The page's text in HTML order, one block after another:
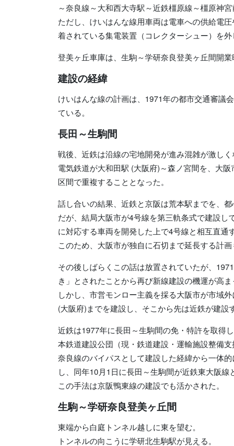
～奈良線～大和西大寺駅～近鉄橿原線～橿原神
ただし、けいはんな線用車両は電車への供給電
着されている集電装置（コレクターシュー）を
登美ヶ丘車庫は、生駒～学研奈良登美ヶ丘間開業
建設の経緯
けいはんな線の計画は、1971年の都市交通審議
ている。
長田～生駒間
戦後、近鉄は沿線の宅地開発が進み混雑が激し
電気鉄道が大和田駅 (大阪府)～森ノ宮間を、大
区間で重複することとなった。
話し合いの結果、近鉄と京阪は荒本駅までを、
だが、結局大阪市が4号線を第三軌条式で建設
に対応する車両を開発した上で4号線と相互直通
このため、大阪市が独自に石切まで延長する計画
その後しばらくこの話は放置されていたが、
き」とされたことから再び新線建設の機運が高ま
しかし、市営モンロー主義を採る大阪市が市域
(大阪府)までを建設し、そこから先は近鉄が建設
近鉄は1977年に長田～生駒間の免・特許を取得
本鉄道建設公団（現・鉄道建設・運輸施設整備
奈良線のバイパスとして建設した経緯から一体
し、同年10月1日に長田～生駒間が近鉄東大阪線
この手法は京阪鴨東線の建設でも活かされた。
生駒～学研奈良登美ヶ丘間
東端から白庭トンネル越しに東を望む。
トンネルの向こうに学研北生駒駅が見える。